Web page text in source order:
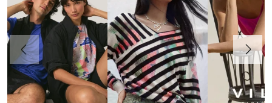
Vorherige Weiter